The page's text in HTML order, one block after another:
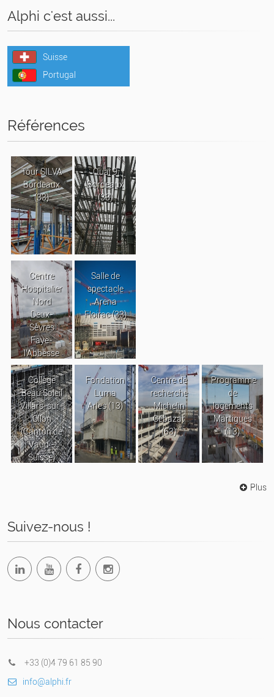
Alphi c'est aussi...
Suisse
Portugal
Références
Tour SILVA
Bordeaux
(33)
Quai 9
Bordeaux
(33)
Centre
Hospitalier
Nord
Deux-
Sèvres
Faye-
l’Abbesse
Salle de
spectacle
Arena
Floirac (33)
Collège
Beau Soleil
Villars-sur-
Ollon
(Canton de
Vaud -
Suisse)
Fondation
Luma
Arles (13)
Centre de
recherche
Michelin
Cébazat
(63)
Programme
de
logements
Martigues
(13)
Plus
Suivez-nous !
Nous contacter
+33 (0)4 79 61 85 90
info@alphi.fr